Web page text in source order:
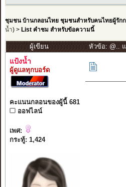
ชุมชน บ้านกลอนไทย ชุมชนสำหรับคนไทยผู้รัก
น้ำ) > List คำชม สำหรับข้อความนี้
ผู้เขียน หัวข้อ: @..
แป้งน้ำ
ผู้ดูแลทุกบอร์ด
คะแนนกลอนของผู้นี้ 681
ออฟไลน์
เพศ:
กระทู้: 1,424